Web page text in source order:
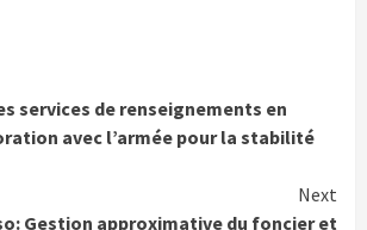
services de renseignements en
avec l’armée pour la stabilité
Next
Gestion approximative du foncier et